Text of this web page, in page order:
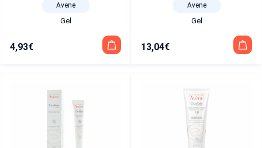
Avene
Gel
4,93€
Avene
Gel
13,04€